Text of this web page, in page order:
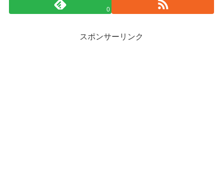
0
スポンサーリンク